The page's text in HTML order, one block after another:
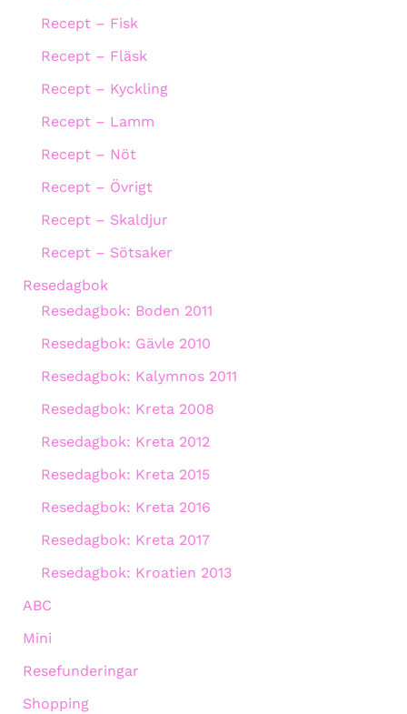
Recept – Fisk
Recept – Fläsk
Recept – Kyckling
Recept – Lamm
Recept – Nöt
Recept – Övrigt
Recept – Skaldjur
Recept – Sötsaker
Resedagbok
Resedagbok: Boden 2011
Resedagbok: Gävle 2010
Resedagbok: Kalymnos 2011
Resedagbok: Kreta 2008
Resedagbok: Kreta 2012
Resedagbok: Kreta 2015
Resedagbok: Kreta 2016
Resedagbok: Kreta 2017
Resedagbok: Kroatien 2013
ABC
Mini
Resefunderingar
Shopping